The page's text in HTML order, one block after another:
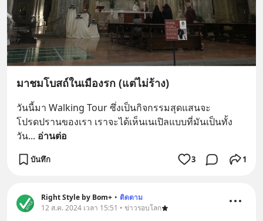
มาชมโบสถ์ในเมืองรก (แต่ไม่ร้าง)
วันนี้มา Walking Tour ซึ่งเป็นกิจกรรมสุดแสนจะ
โปรดปรานของเรา เราจะได้เห็นเนเปิลแบบที่มันเป็นทั้ง
วัน... อ่านต่อ
บันทึก 3 1
Right Style by Bom+ • ติดตาม
12 ส.ค. 2024 เวลา 15:51 • ข่าวรอบโลก